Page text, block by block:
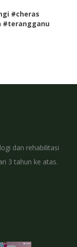
#cheras
#terangganu
dan rehabilitasi
3 tahun ke atas.